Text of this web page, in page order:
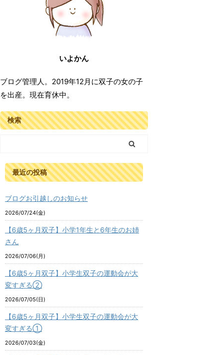
いよかん
ブログ管理人。2019年12月に双子の女の子
を出産。現在育休中。
検索
最近の投稿
ブログお引越しのお知らせ
2026/07/24(金)
【6歳5ヶ月双子】小学1年生と6年生のお姉
さん
2026/07/06(月)
【6歳5ヶ月双子】小学生双子の運動会が大
変すぎる②
2026/07/05(日)
【6歳5ヶ月双子】小学生双子の運動会が大
変すぎる①
2026/07/03(金)